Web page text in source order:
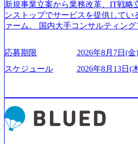
新規事業立案から業務改革、IT戦略
ンストップでサービスを提供してい
ァーム。 国内大手コンサルティン
もっと自由に誠実に提案できる会社
張って会社が好きだと言えるような
たい」という想いで会社を設立 PwC
社出身者など、様々な経歴の社員が
すく魅力的な環境が整っているため
ら「働きがいのある会社」に4年連
出されている。 残業時間は平均30
や各種プロジェクトマネジメント、
応募期限
2026年8月7日(金
スケジュール
2026年8月13日(